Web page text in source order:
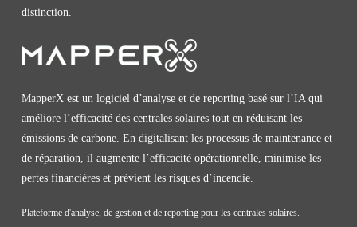
distinction.
MapperX est un logiciel d’analyse et de reporting basé sur l’IA qui
améliore l’efficacité des centrales solaires tout en réduisant les
émissions de carbone. En digitalisant les processus de maintenance et
de réparation, il augmente l’efficacité opérationnelle, minimise les
pertes financières et prévient les risques d’incendie.
Plateforme d'analyse, de gestion et de reporting pour les centrales solaires.